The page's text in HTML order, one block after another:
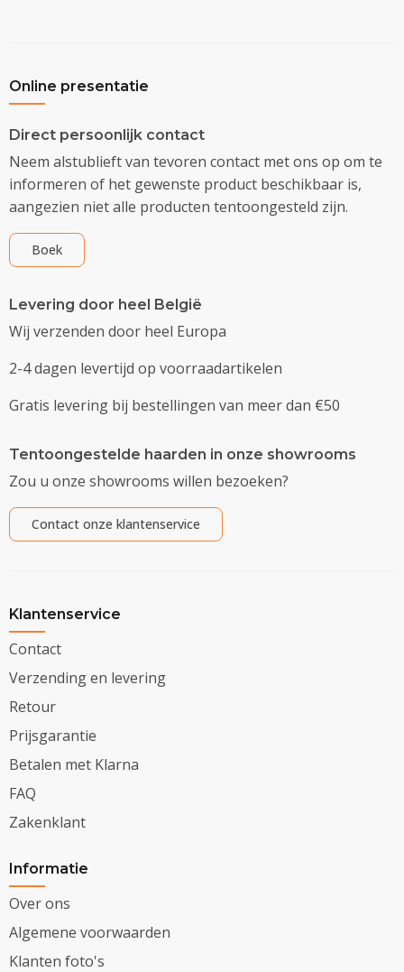
Online presentatie
Direct persoonlijk contact
Neem alstublieft van tevoren contact met ons op om te
informeren of het gewenste product beschikbaar is,
aangezien niet alle producten tentoongesteld zijn.
Boek
Levering door heel België
Wij verzenden door heel Europa
2-4 dagen levertijd op voorraadartikelen
Gratis levering bij bestellingen van meer dan €50
Tentoongestelde haarden in onze showrooms
Zou u onze showrooms willen bezoeken?
Contact onze klantenservice
Klantenservice
Contact
Verzending en levering
Retour
Prijsgarantie
Betalen met Klarna
FAQ
Zakenklant
Informatie
Over ons
Algemene voorwaarden
Klanten foto's